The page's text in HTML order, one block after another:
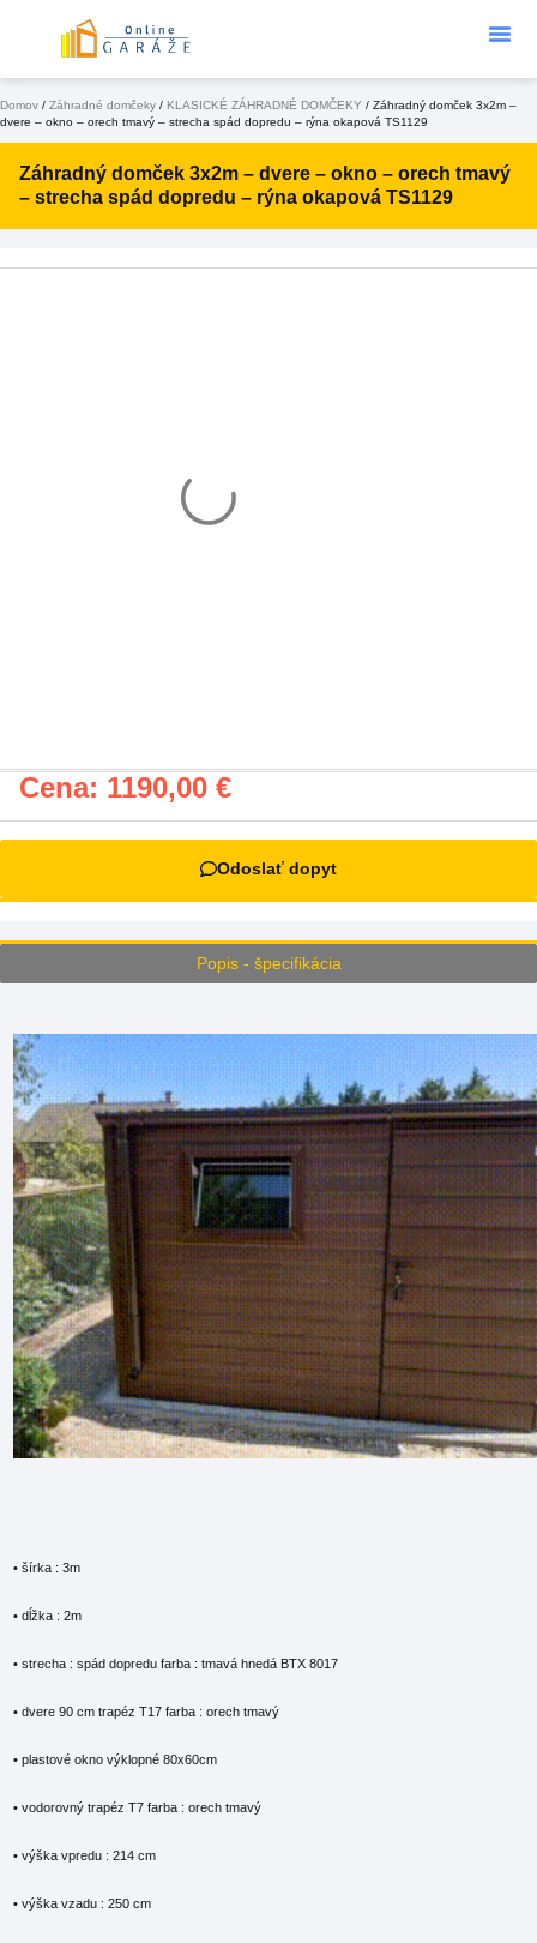
Domov / Záhradné domčeky / KLASICKÉ ZÁHRADNÉ DOMČEKY / Záhradný domček 3x2m –
dvere – okno – orech tmavý – strecha spád dopredu – rýna okapová TS1129
Záhradný domček 3x2m – dvere – okno – orech tmavý
– strecha spád dopredu – rýna okapová TS1129
Cena: 1190,00 €
Odoslať dopyt
Popis - špecifikácia
• šírka : 3m
• dĺžka : 2m
• strecha : spád dopredu farba : tmavá hnedá BTX 8017
• dvere 90 cm trapéz T17 farba : orech tmavý
• plastové okno výklopné 80x60cm
• vodorovný trapéz T7 farba : orech tmavý
• výška vpredu : 214 cm
• výška vzadu : 250 cm